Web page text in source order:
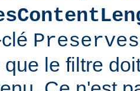
que le filtre